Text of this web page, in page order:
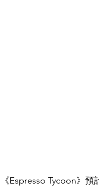
《Espresso Tycoon》